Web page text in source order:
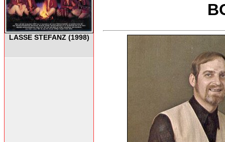
LASSE STEFANZ (1998)